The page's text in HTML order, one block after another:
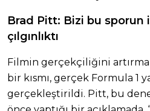
Brad Pitt: Bizi bu sporun
çılgınlıktı
Filmin gerçekçiliğini
bir kısmı, gerçek Formula 1
gerçekleştirildi. Pitt, bu